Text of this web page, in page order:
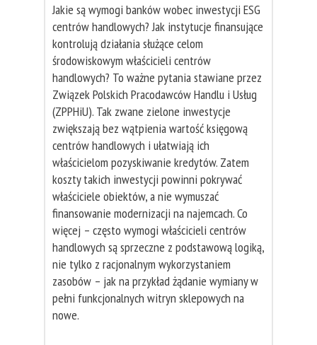
Jakie są wymogi banków wobec inwestycji ESG
centrów handlowych? Jak instytucje finansujące
kontrolują działania służące celom
środowiskowym właścicieli centrów
handlowych? To ważne pytania stawiane przez
Związek Polskich Pracodawców Handlu i Usług
(ZPPHiU). Tak zwane zielone inwestycje
zwiększają bez wątpienia wartość księgową
centrów handlowych i ułatwiają ich
właścicielom pozyskiwanie kredytów. Zatem
koszty takich inwestycji powinni pokrywać
właściciele obiektów, a nie wymuszać
finansowanie modernizacji na najemcach. Co
więcej – często wymogi właścicieli centrów
handlowych są sprzeczne z podstawową logiką,
nie tylko z racjonalnym wykorzystaniem
zasobów – jak na przykład żądanie wymiany w
pełni funkcjonalnych witryn sklepowych na
nowe.